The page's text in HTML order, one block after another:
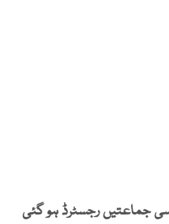
جماعتیں رجسٹرڈ ہو گئی